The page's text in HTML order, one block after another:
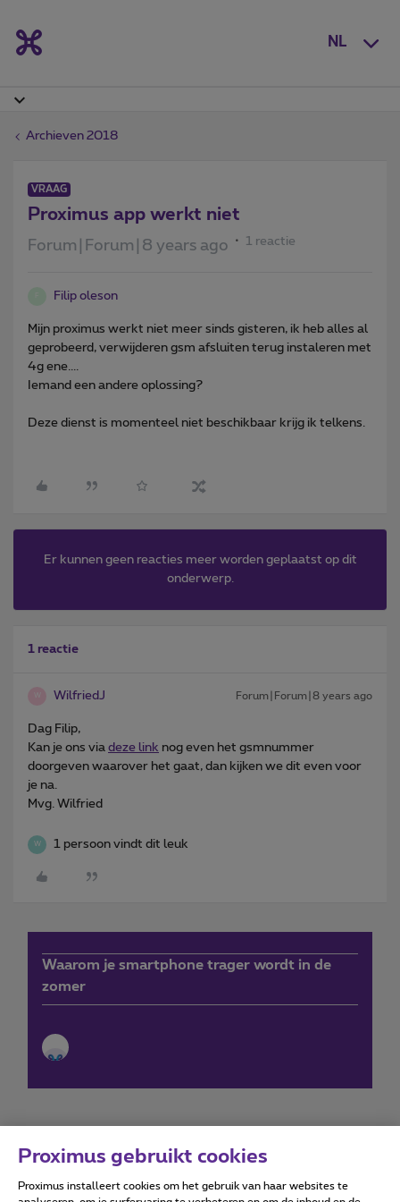
NL
Archieven 2018
VRAAG
Proximus app werkt niet
Forum|Forum|8 years ago 1 reactie
Filip oleson
Mijn proximus werkt niet meer sinds gisteren, ik heb alles al
geprobeerd, verwijderen gsm afsluiten terug instaleren met
4g ene....
Iemand een andere oplossing?
Deze dienst is momenteel niet beschikbaar krijg ik telkens.
Er kunnen geen reacties meer worden geplaatst op dit
onderwerp.
1 reactie
WilfriedJ Forum|Forum|8 years ago
Dag Filip,
Kan je ons via deze link nog even het gsmnummer
doorgeven waarover het gaat, dan kijken we dit even voor
je na.
Mvg. Wilfried
W 1 persoon vindt dit leuk
Waarom je smartphone trager wordt in de
zomer
Forumvoorwaarden Accessibility statement
Proximus gebruikt cookies
Proximus installeert cookies om het gebruik van haar websites te